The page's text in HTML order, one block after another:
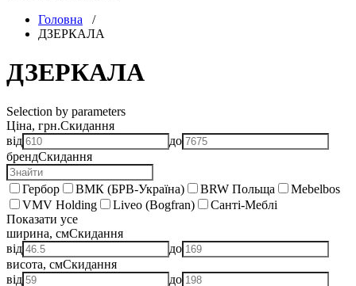
Головна /
ДЗЕРКАЛА
ДЗЕРКАЛА
Selection by parameters
Ціна, грн.Скидання
від
до
брендСкидання
Гербор ВМК (БРВ-Україна) BRW Польща
Mebelbos
VMV Holding
Liveo (Bogfran)
Санті-Меблі
Показати усе
ширина, смСкидання
від
до
висота, смСкидання
від
до